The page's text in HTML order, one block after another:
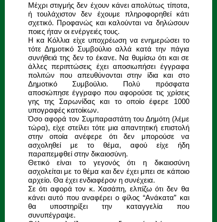
Μέχρι στιγμής δεν έχουν κάνει απολύτως τίποτα,
ή τουλάχιστον δεν έχουμε πληροφορηθεί κάτι
σχετικό. Προφανώς και καλούνται να δηλώσουν
ποιες ήταν οι ενέργειές τους.
Η κα Κόλλια είχε υποχρέωση να ενημερώσει το
τότε Δημοτικό Συμβούλιο αλλά κατά την πάγια
συνήθειά της δεν το έκανε. Να θυμίσω ότι και σε
άλλες περιπτώσεις έχει αποσιωπήσει έγγραφα
πολιτών που απευθύνονται στην ίδια και στο
Δημοτικό Συμβούλιο. Πολύ πρόσφατα
αποσιώπησε έγγραφο που αφορούσε τις χρίσεις
γης της Σαρωνίδας και το οποίο έφερε 1000
υπογραφές κατοίκων.
Όσο αφορά τον Συμπαραστάτη του Δημότη (λέμε
τώρα), είχε στείλει τότε μια απαντητική επιστολή
στην οποία ανέφερε ότι δεν μπορούσε να
ασχοληθεί με το θέμα, αφού είχε ήδη
παραπεμφθεί στην δικαιοσύνη.
Θετικό είναι το γεγονός ότι η δικαιοσύνη
ασχολείται με το θέμα και δεν έχει μπει σε κάποιο
αρχείο. Θα έχει ενδιαφέρον η συνέχεια.
Σε ότι αφορά τον κ. Χασάπη, ελπίζω ότι δεν θα
κάνει αυτό που αναφέρει ο φίλος “Ανάκατα” και
θα υποστηρίξει την καταγγελία που
συνυπέγραψε.